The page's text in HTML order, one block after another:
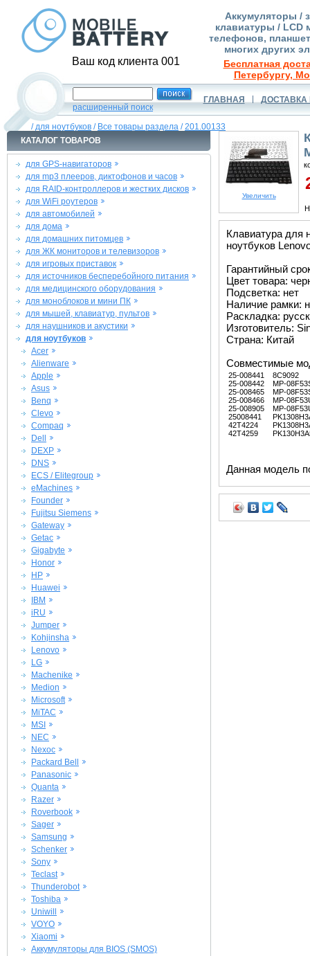
Ваш код клиента 001
Аккумуляторы /
клавиатуры / LCD
телефонов,
многих других
Бесплатная
Петербургу,
расширенный поиск
ГЛАВНАЯ ДОСТАВКА
/для ноутбуков / Все товары раздела /201.00133
КАТАЛОГ ТОВАРОВ
для GPS-навигаторов
для mp3 плееров, диктофонов и часов
для RAID-контроллеров и жестких дисков
для WiFi роутеров
для автомобилей
для дома
для домашних питомцев
для ЖК мониторов и телевизоров
для игровых приставок
для источников бесперебойного питания
для медицинского оборудования
для моноблоков и мини ПК
для мышей, клавиатур, пультов
для наушников и акустики
для ноутбуков
Acer
Alienware
Apple
Asus
Benq
Clevo
Compaq
Dell
DEXP
DNS
ECS / Elitegroup
eMachines
Founder
Fujitsu Siemens
Gateway
Getac
Gigabyte
Honor
HP
Huawei
IBM
iRU
Jumper
Kohjinsha
Lenovo
LG
Machenike
Medion
Microsoft
MiTAC
MSI
NEC
Nexoc
Packard Bell
Panasonic
Quanta
Razer
Roverbook
Sager
Samsung
Schenker
Sony
Teclast
Thunderobot
Toshiba
Uniwill
VOYO
Xiaomi
Аккумуляторы для BIOS (SMOS)
Увеличить
Клавиатура для
ноутбуков
Гарантийный
Цвет товара:
Подсветка: нет
Наличие рамки:
Раскладка:
Изготовитель:
Страна: Китай
Совместимые
25-008441
25-008442
25-008465
25-008466
25-008905
25008441
42T4224
42T4259
8C9092
MP-
MP-
MP-
MP-
Данная модель